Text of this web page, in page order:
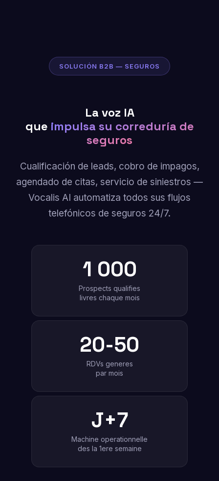
SOLUCIÓN B2B — SEGUROS
La voz IA
que impulsa su correduría de
seguros
Cualificación de leads, cobro de impagos,
agendado de citas, servicio de siniestros —
Vocalis AI automatiza todos sus flujos
telefónicos de seguros 24/7.
1 000
Prospects qualifies
livres chaque mois
20-50
RDVs generes
par mois
J+7
Machine operationnelle
des la 1ere semaine